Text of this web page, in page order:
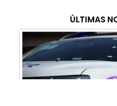
ÚLTIMAS
Anunciar ou